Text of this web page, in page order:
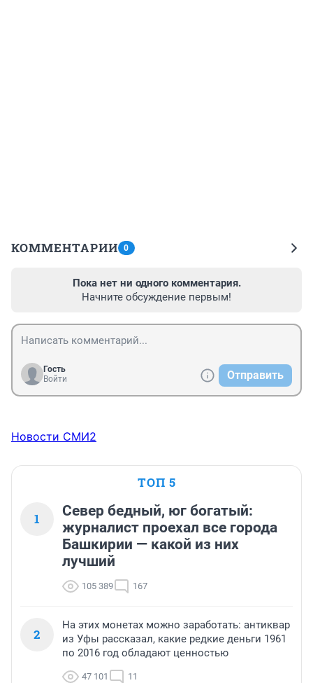
КОММЕНТАРИИ 0
Пока нет ни одного комментария.
Начните обсуждение первым!
Гость
Войти
Отправить
Новости СМИ2
ТОП 5
1
Север бедный, юг богатый:
журналист проехал все города
Башкирии — какой из них
лучший
105 389 167
2
На этих монетах можно заработать: антиквар
из Уфы рассказал, какие редкие деньги 1961
по 2016 год обладают ценностью
47 101 11